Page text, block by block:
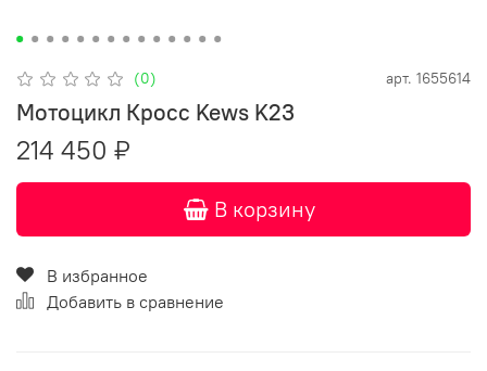
(0) арт. 1655614
Мотоцикл Кросс Kews K23
214 450 ₽
В корзину
В избранное
Добавить в сравнение